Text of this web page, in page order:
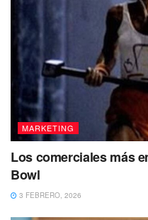
MARKETING
Los comerciales más
Bowl
3 FEBRERO, 2026